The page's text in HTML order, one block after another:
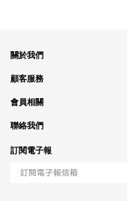
關於我們
品牌故事
銷售據點
隱私政策
顧客服務
訂單問題
付款問題
配送問題
會員相關
會員制度
紅利制度
聯絡我們
合作相關
工作職缺
訂閱電子報